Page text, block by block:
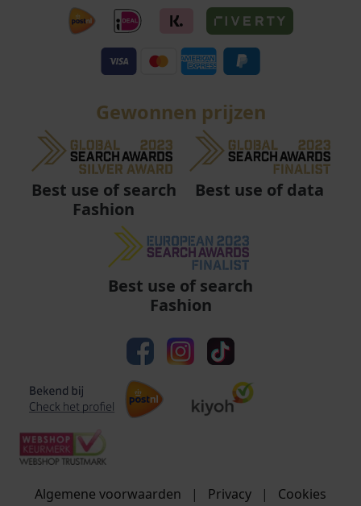
Gewonnen prijzen
Best use of search
Fashion
Best use of data
Best use of search
Fashion
Algemene voorwaarden | Privacy |
Cookies